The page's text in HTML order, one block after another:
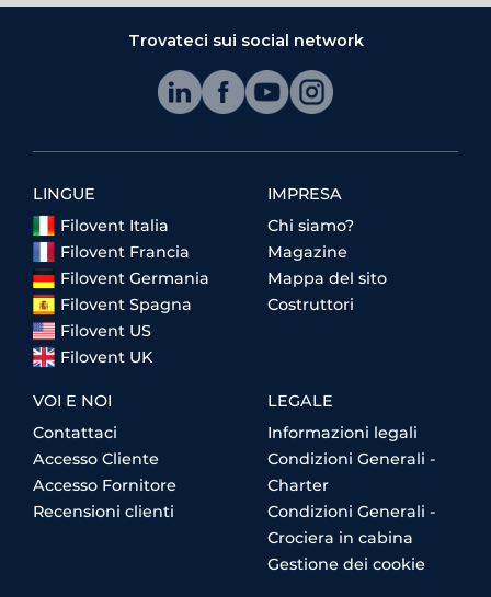
Trovateci sui social network
LINGUE
Filovent Italia
Filovent Francia
Filovent Germania
Filovent Spagna
Filovent US
Filovent UK
IMPRESA
Chi siamo?
Magazine
Mappa del sito
Costruttori
VOI E NOI
Contattaci
Accesso Cliente
Accesso Fornitore
Recensioni clienti
LEGALE
Informazioni legali
Condizioni Generali -
Charter
Condizioni Generali -
Crociera in cabina
Gestione dei cookie